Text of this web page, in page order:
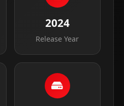
2024
Release Year